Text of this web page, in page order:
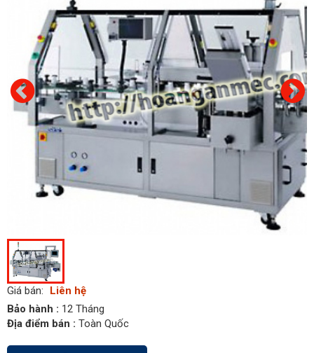
Giá bán:
Liên hệ
Bảo hành : 12 Tháng
Địa điểm bán : Toàn Quốc